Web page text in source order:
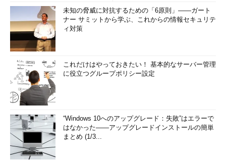
未知の脅威に対抗するための「6原則」――ガート
ナー サミットから学ぶ、これからの情報セキュリテ
ィ対策
これだけはやっておきたい！ 基本的なサーバー管理
に役立つグループポリシー設定
“Windows 10へのアップグレード：失敗”はエラーで
はなかった――アップグレードインストールの簡単
まとめ (1/3...